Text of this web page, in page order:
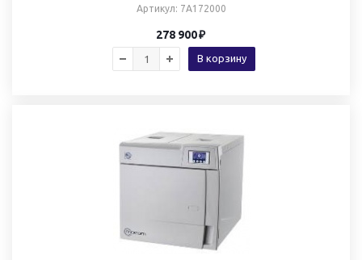
Артикул: 7A172000
278 900
В корзину